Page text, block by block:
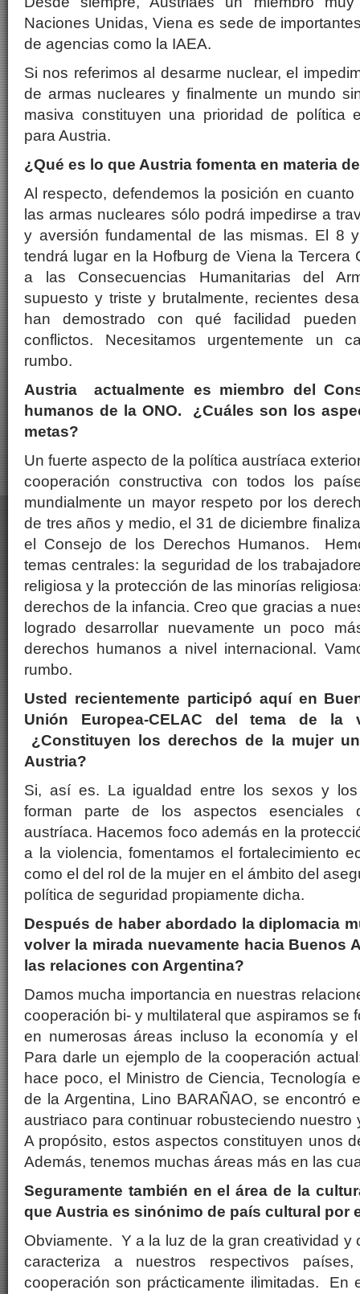
Naciones Unidas, Viena es sede de
de agencias como la IAEA.
Si nos referimos al desarme nuclear, el
de armas nucleares y finalmente un mundo
masiva constituyen una prioridad de política
para Austria.
¿Qué es lo que Austria fomenta en materia
Al respecto, defendemos la posición en
las armas nucleares sólo podrá impedirse a
y aversión fundamental de las mismas. El 8
tendrá lugar en la Hofburg de Viena la Tercera
a las Consecuencias Humanitarias del
supuesto y triste y brutalmente, recientes
han demostrado con qué facilidad
conflictos. Necesitamos urgentemente un
rumbo.
Austria actualmente es miembro del
humanos de la ONO. ¿Cuáles son los
metas?
Un fuerte aspecto de la política austríaca
cooperación constructiva con todos los
mundialmente un mayor respeto por los
de tres años y medio, el 31 de diciembre
el Consejo de los Derechos Humanos.
temas centrales: la seguridad de los
religiosa y la protección de las minorías
derechos de la infancia. Creo que gracias a
logrado desarrollar nuevamente un poco
derechos humanos a nivel internacional.
rumbo.
Usted recientemente participó aquí en
Unión Europea-CELAC del tema de la
¿Constituyen los derechos de la mujer
Austria?
Si, así es. La igualdad entre los sexos y
forman parte de los aspectos esenciales
austríaca. Hacemos foco además en la
a la violencia, fomentamos el fortalecimiento
como el del rol de la mujer en el ámbito del
política de seguridad propiamente dicha.
Después de haber abordado la diplomacia
volver la mirada nuevamente hacia Buenos
las relaciones con Argentina?
Damos mucha importancia en nuestras
cooperación bi- y multilateral que aspiramos se
en numerosas áreas incluso la economía y
Para darle un ejemplo de la cooperación
hace poco, el Ministro de Ciencia, Tecnología
de la Argentina, Lino BARAÑAO, se encontró
austriaco para continuar robusteciendo nuestro
A propósito, estos aspectos constituyen unos
Además, tenemos muchas áreas más en las
Seguramente también en el área de la
que Austria es sinónimo de país cultural por
Obviamente. Y a la luz de la gran creatividad y
caracteriza a nuestros respectivos
cooperación son prácticamente ilimitadas. En